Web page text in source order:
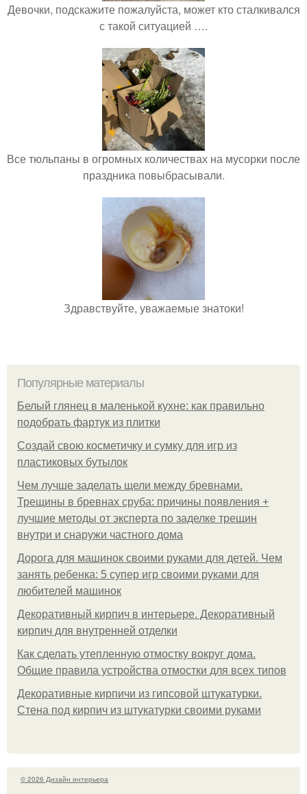
Девочки, подскажите пожалуйста, может кто сталкивался
с такой ситуацией ….
Все тюльпаны в огромных количествах на мусорки после
праздника повыбрасывали.
Здравствуйте, уважаемые знатоки!
Популярные материалы
Белый глянец в маленькой кухне: как правильно
подобрать фартук из плитки
Создай свою косметичку и сумку для игр из
пластиковых бутылок
Чем лучше заделать щели между бревнами.
Трещины в бревнах сруба: причины появления +
лучшие методы от эксперта по заделке трещин
внутри и снаружи частного дома
Дорога для машинок своими руками для детей. Чем
занять ребенка: 5 супер игр своими руками для
любителей машинок
Декоративный кирпич в интерьере. Декоративный
кирпич для внутренней отделки
Как сделать утепленную отмостку вокруг дома.
Общие правила устройства отмостки для всех типов
Декоративные кирпичи из гипсовой штукатурки.
Стена под кирпич из штукатурки своими руками
© 2026 Дизайн интерьера